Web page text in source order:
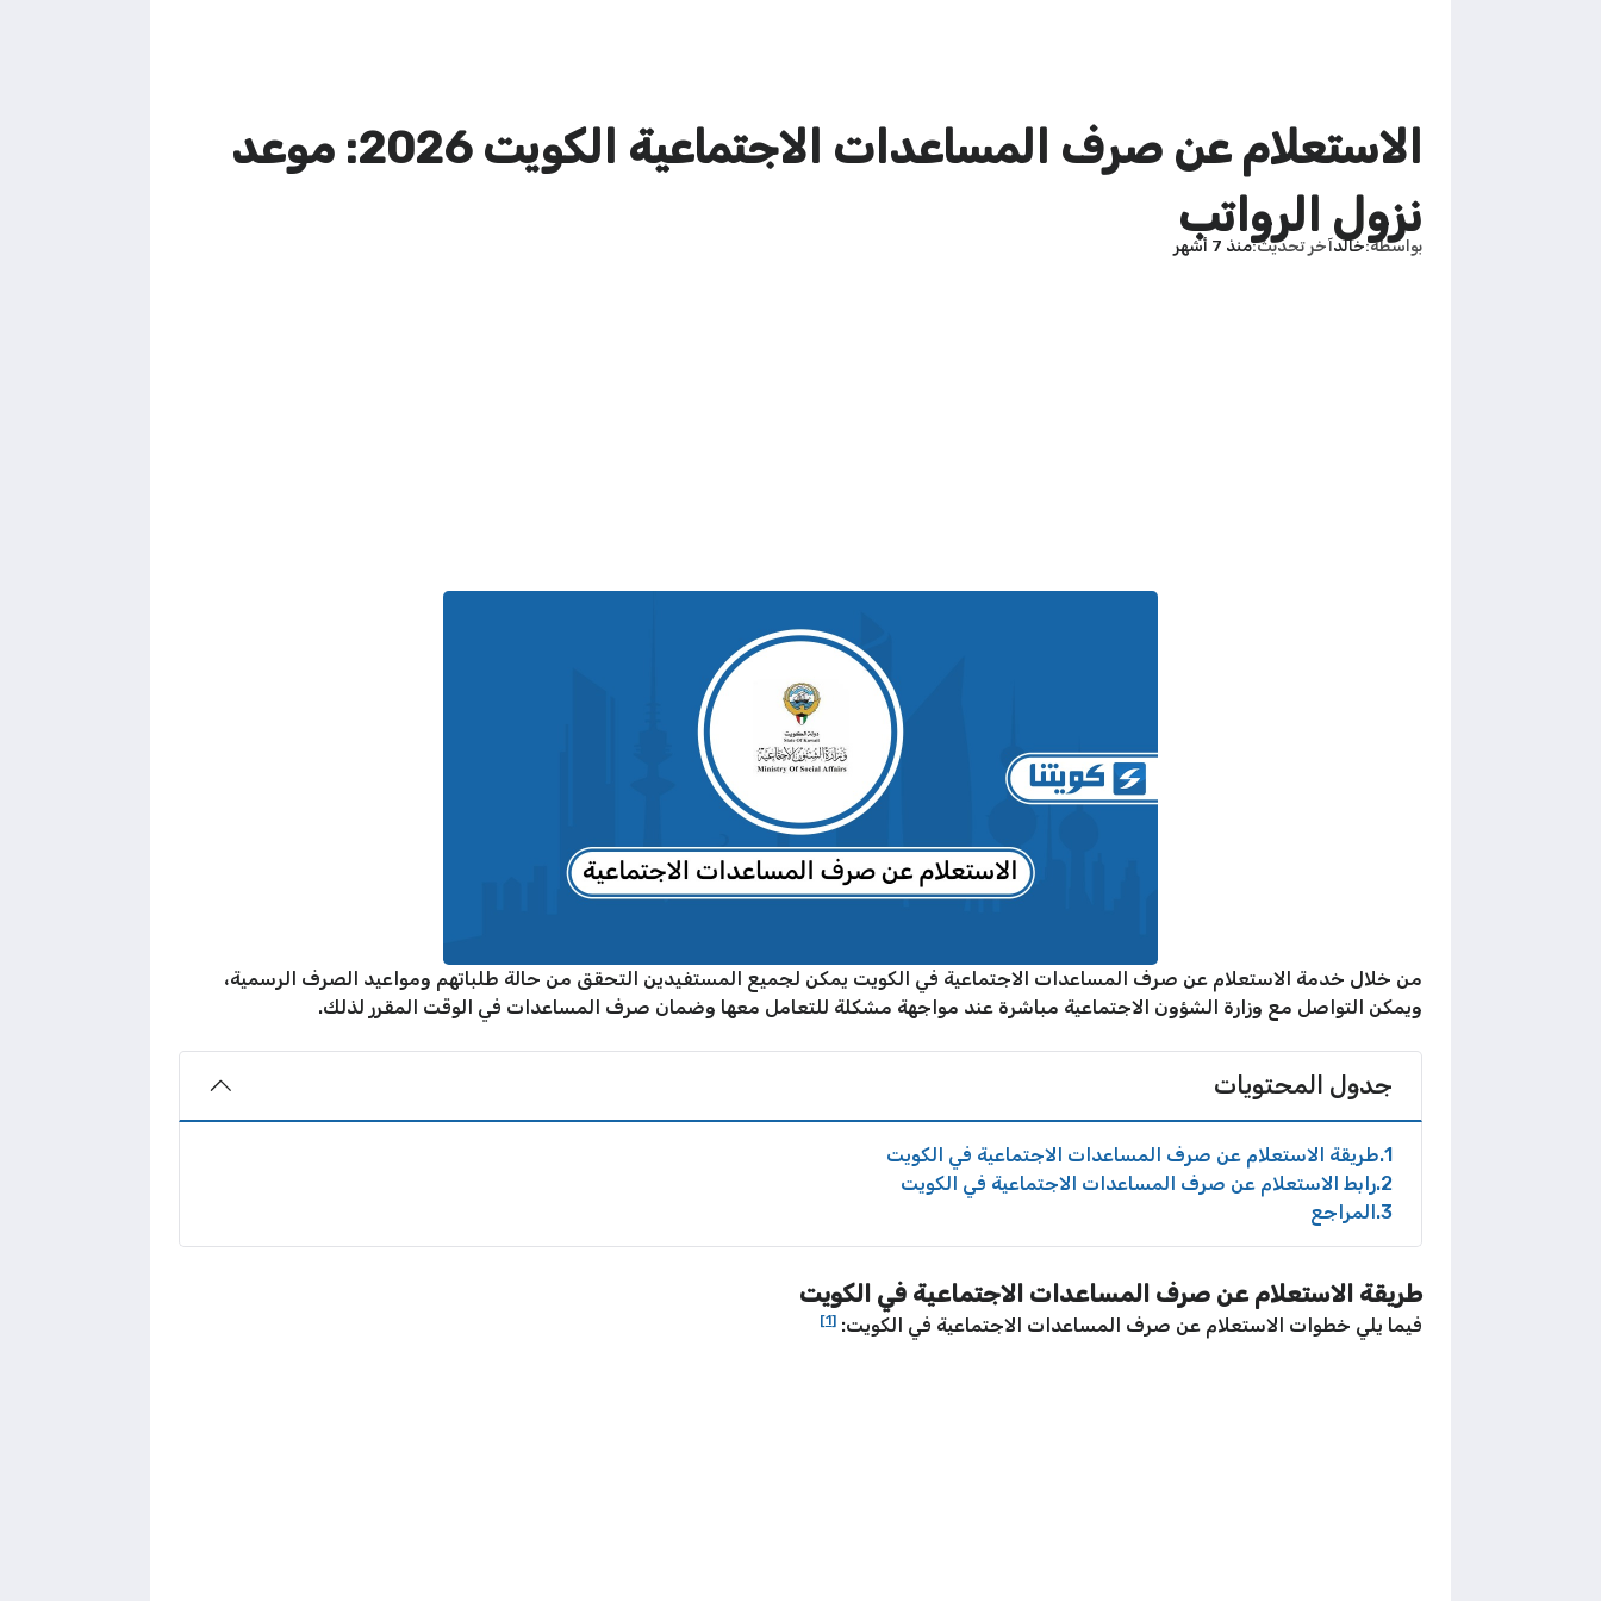
الاستعلام عن صرف المساعدات الاجتماعية الكويت 2026: موعد
نزول الرواتب
بواسطة خالدآخر تحديث منذ 7 أشهر
من خلال خدمة الاستعلام عن صرف المساعدات الاجتماعية في الكويت يمكن لجميع المستفيدين التحقق من حالة طلباتهم ومواعيد الصرف الرسمية،
ويمكن التواصل مع وزارة الشؤون الاجتماعية مباشرة عند مواجهة مشكلة للتعامل معها وضمان صرف المساعدات في الوقت المقرر لذلك.
جدول المحتويات
1 طريقة الاستعلام عن صرف المساعدات الاجتماعية في الكويت
2 رابط الاستعلام عن صرف المساعدات الاجتماعية في الكويت
3 المراجع
طريقة الاستعلام عن صرف المساعدات الاجتماعية في الكويت
فيما يلي خطوات الاستعلام عن صرف المساعدات الاجتماعية في الكويت: [1]